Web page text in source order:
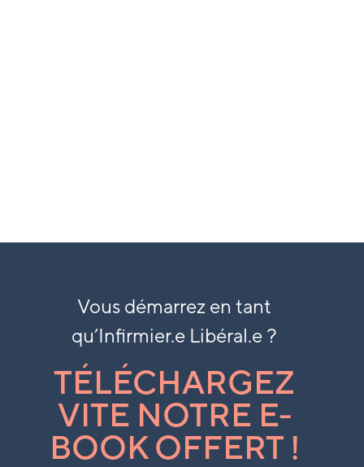
Vous démarrez en tant
qu’Infirmier.e Libéral.e ?
TÉLÉCHARGEZ
VITE NOTRE E-
BOOK OFFERT !